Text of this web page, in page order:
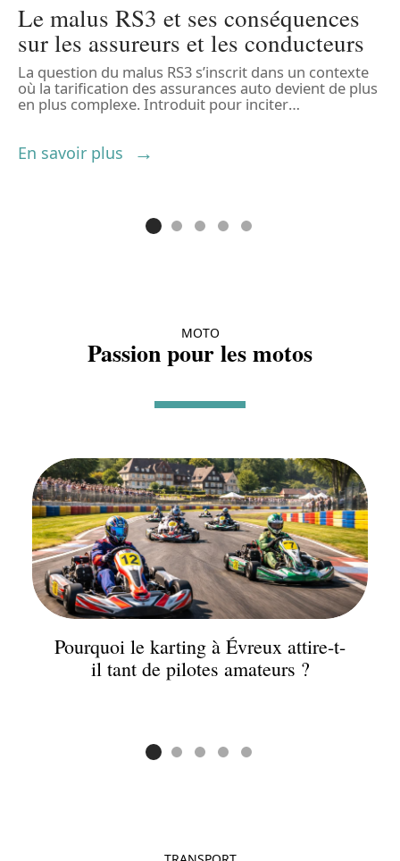
Le malus RS3 et ses conséquences
sur les assureurs et les conducteurs
La question du malus RS3 s’inscrit dans un contexte
où la tarification des assurances auto devient de plus
en plus complexe. Introduit pour inciter…
En savoir plus
MOTO
Passion pour les motos
Pourquoi le karting à Évreux attire-t-
il tant de pilotes amateurs ?